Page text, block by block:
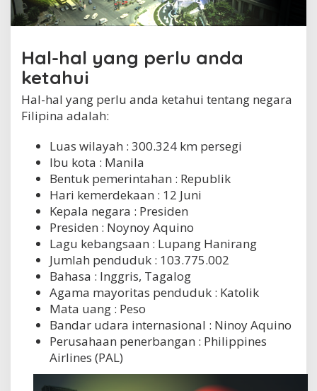
a
Hal-hal yang perlu anda
ketahui
Hal-hal yang perlu anda ketahui tentang negara
Filipina adalah:
Luas wilayah : 300.324 km persegi
Ibu kota : Manila
Bentuk pemerintahan : Republik
Hari kemerdekaan : 12 Juni
Kepala negara : Presiden
Presiden : Noynoy Aquino
Lagu kebangsaan : Lupang Hanirang
Jumlah penduduk : 103.775.002
Bahasa : Inggris, Tagalog
Agama mayoritas penduduk : Katolik
Mata uang : Peso
Bandar udara internasional : Ninoy Aquino
Perusahaan penerbangan : Philippines
Airlines (PAL)